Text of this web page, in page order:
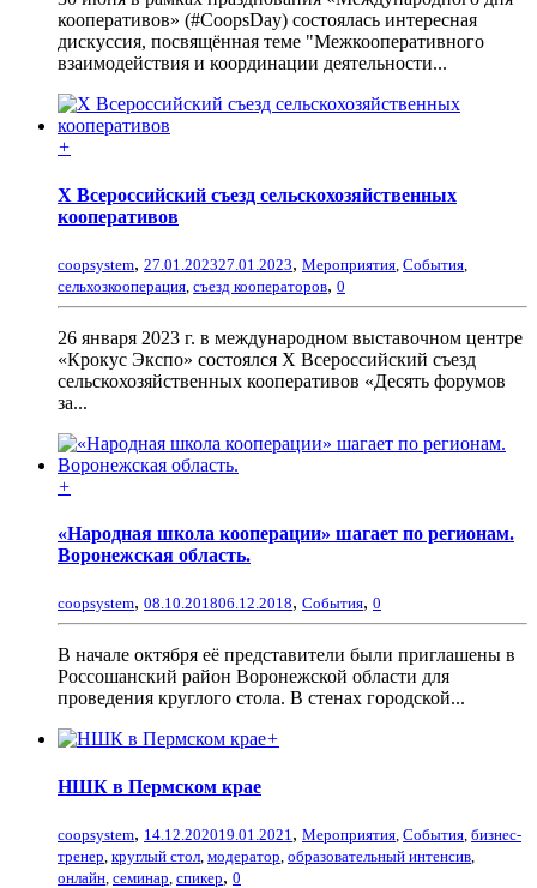
кооперативов» (#CoopsDay) состоялась интересная
дискуссия, посвящённая теме "Межкооперативного
взаимодействия и координации деятельности...
+
Х Всероссийский съезд сельскохозяйственных
кооперативов
coopsystem, 27.01.202327.01.2023, Мероприятия События
сельхозкооперация съезд кооператоров, 0
26 января 2023 г. в международном выставочном центре
«Крокус Экспо» состоялся Х Всероссийский съезд
сельскохозяйственных кооперативов «Десять форумов
за...
+
«Народная школа кооперации» шагает по регионам.
Воронежская область.
coopsystem, 08.10.201806.12.2018, События, 0
В начале октября её представители были приглашены в
Россошанский район Воронежской области для
проведения круглого стола. В стенах городской...
+
НШК в Пермском крае
coopsystem, 14.12.202019.01.2021, Мероприятия, События, бизнес-
тренер, круглый стол, модератор, образовательный интенсив,
онлайн, семинар, спикер, 0